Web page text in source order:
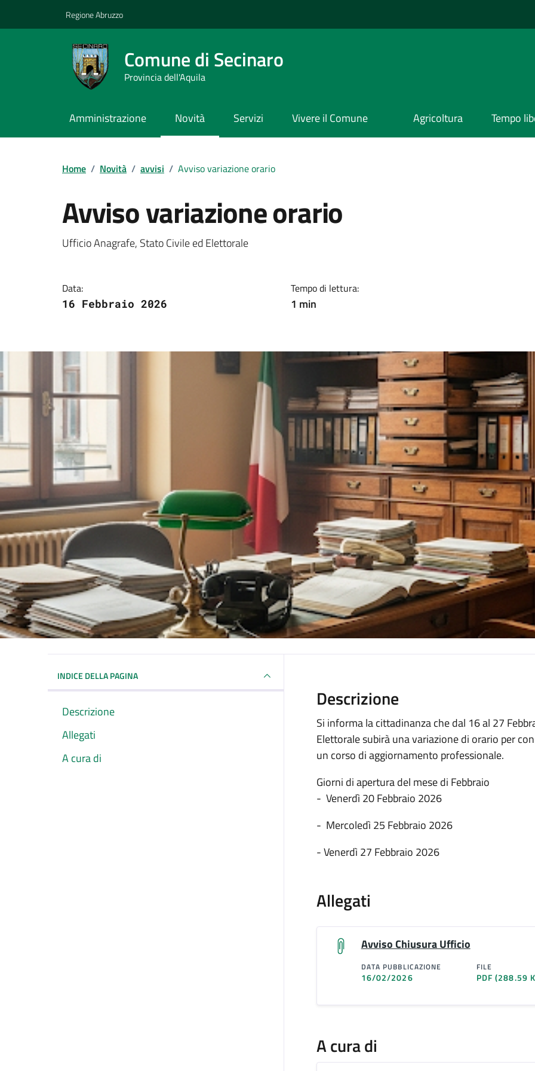
Regione Abruzzo
Comune di Secinaro
Provincia dell'Aquila
Amministrazione Novità Servizi Vivere il Comune Agricoltura Tempo
Home / Novità / avvisi / Avviso variazione orario
Avviso variazione orario
Dettagli della notizia
Ufficio Anagrafe, Stato Civile ed Elettorale
Data:
16 Febbraio 2026
Tempo di lettura:
1 min
INDICE DELLA PAGINA
Descrizione
Allegati
A cura di
Descrizione
Si informa la cittadinanza che dal 16 al 27
Elettorale subirà una variazione di orario per
un corso di aggiornamento professionale.
Giorni di apertura del mese di Febbraio
- Venerdì 20 Febbraio 2026
- Mercoledì 25 Febbraio 2026
- Venerdì 27 Febbraio 2026
Allegati
Avviso Chiusura Ufficio
DATA PUBBLICAZIONE
16/02/2026
FILE
PDF(288.59
A cura di